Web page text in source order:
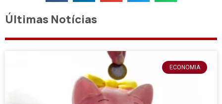
Últimas Notícias
ECONOMIA